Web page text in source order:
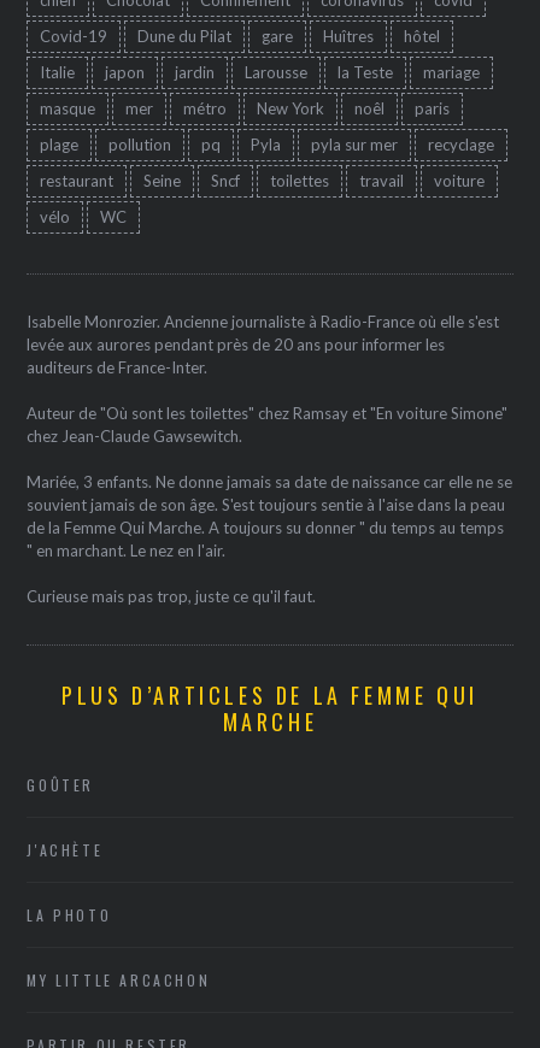
Covid-19
Dune du Pilat gare Huîtres
hôtel
Italie
japon jardin Larousse la Teste
mariage
masque
mer métro New York noêl
paris
plage
pollution pq Pyla pyla sur mer
recyclage
restaurant
Seine Sncf toilettes travail
voiture
vélo
WC
Isabelle Monrozier. Ancienne journaliste à Radio-France où elle s'est
levée aux aurores pendant près de 20 ans pour informer les
auditeurs de France-Inter.
Auteur de "Où sont les toilettes" chez Ramsay et "En voiture Simone"
chez Jean-Claude Gawsewitch.
Mariée, 3 enfants. Ne donne jamais sa date de naissance car elle ne se
souvient jamais de son âge. S'est toujours sentie à l'aise dans la peau
de la Femme Qui Marche. A toujours su donner " du temps au temps
" en marchant. Le nez en l'air.
Curieuse mais pas trop, juste ce qu'il faut.
PLUS D’ARTICLES DE LA FEMME QUI
MARCHE
GOÛTER
J'ACHÈTE
LA PHOTO
MY LITTLE ARCACHON